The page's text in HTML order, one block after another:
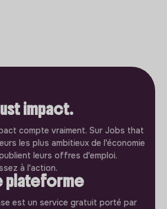
impact.
compte vraiment. Sur Jobs that
les plus ambitieux de l'économie
leurs offres d'emploi.
à l'action.
plateforme
est un service gratuit porté par